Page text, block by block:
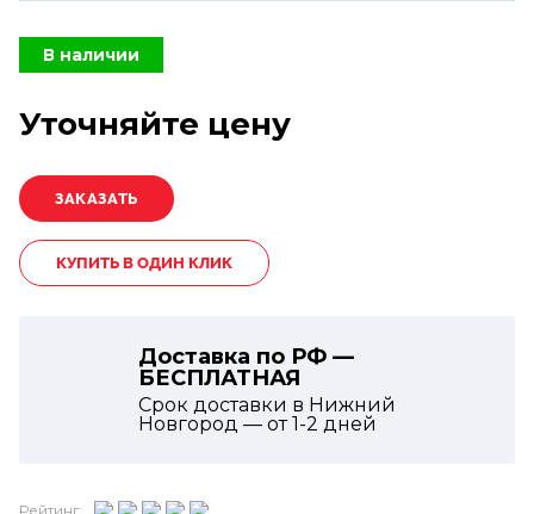
В наличии
Уточняйте цену
КУПИТЬ В ОДИН КЛИК
Доставка по РФ —
БЕСПЛАТНАЯ
Срок доставки в Нижний
Новгород — от1-2 дней
Рейтинг: